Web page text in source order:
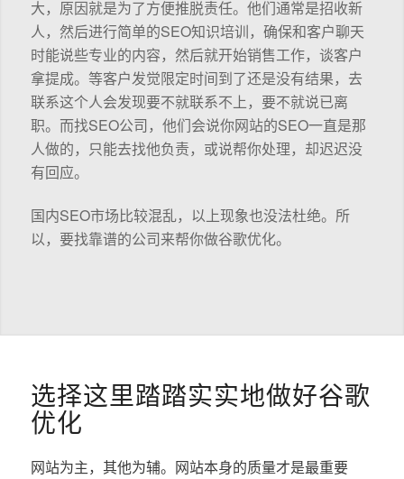
大，原因就是为了方便推脱责任。他们通常是招收新
人，然后进行简单的SEO知识培训，确保和客户聊天
时能说些专业的内容，然后就开始销售工作，谈客户
拿提成。等客户发觉限定时间到了还是没有结果，去
联系这个人会发现要不就联系不上，要不就说已离
职。而找SEO公司，他们会说你网站的SEO一直是那
人做的，只能去找他负责，或说帮你处理，却迟迟没
有回应。
国内SEO市场比较混乱，以上现象也没法杜绝。所
以，要找靠谱的公司来帮你做谷歌优化。
选择这里踏踏实实地做好谷歌
优化
网站为主，其他为辅。网站本身的质量才是最重要